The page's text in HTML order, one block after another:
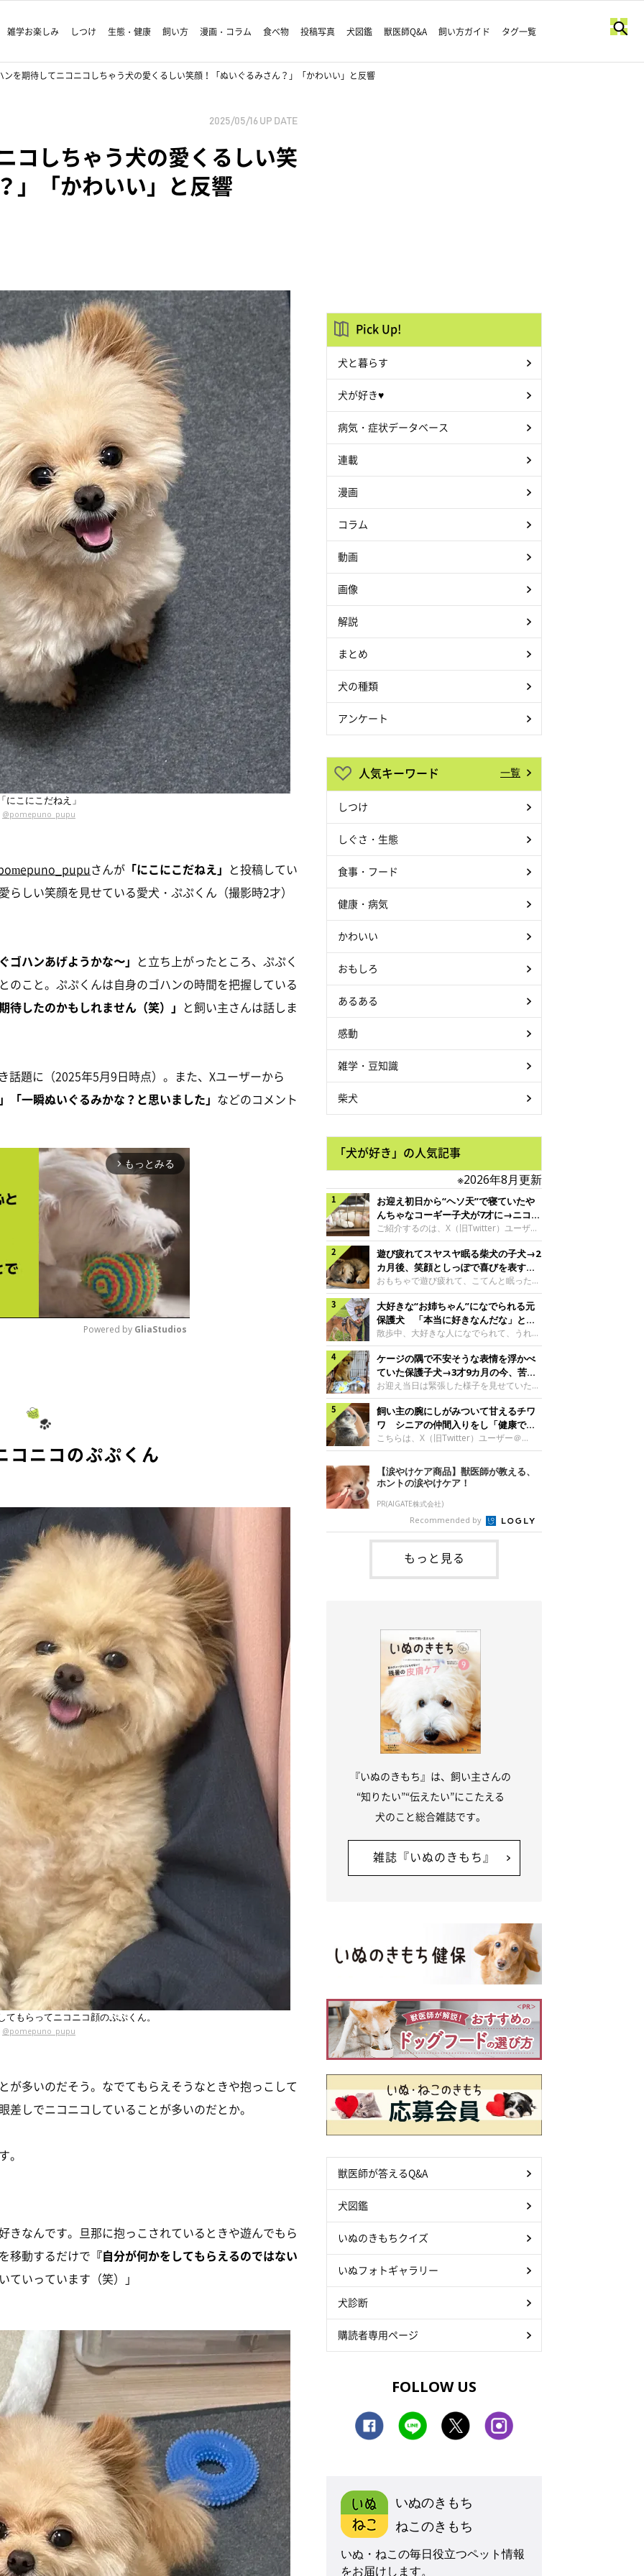
雑学お楽しみ しつけ 生態・健康 飼い方 漫画・コラム 食べ物 投稿写真 犬図鑑 獣医師Q&A 飼い方ガイド タグ一覧
ンを期待してニコニコしちゃう犬の愛くるしい笑顔！「ぬいぐるみさん？」「かわいい」と反響
2025/05/16 UP DATE
コしちゃう犬の愛くるしい笑
」「かわいい」と反響
にこにこだねえ」
@pomepuno_pupu
さんが 「にこにこだねえ」 と投稿してい
しい笑顔を見せている愛犬・ぷぷくん（撮影時2才）
ゴハンあげようかな〜」 と立ち上がったところ、ぷぷく
のこと。ぷぷくんは自身のゴハンの時間を把握している
したのかもしれません（笑）」 と飼い主さんは話しま
話題に（2025年5月9日時点）。また、Xユーザーから
一瞬ぬいぐるみかな？と思いました」 などのコメント
arrow_forward_ios もっとみる
Powered by GliaStudios
コニコのぷぷくん
もらってニコニコ顔のぷぷくん。
@pomepuno_pupu
が多いのだそう。なでてもらえそうなときや抱っこして
しでニコニコしていることが多いのだとか。
。
きなんです。旦那に抱っこされているときや遊んでもら
移動するだけで 『自分が何かをしてもらえるのではない
いっています（笑）」
Pick Up!
犬と暮らす
犬が好き♥
病気・症状データベース
連載
漫画
コラム
動画
画像
解説
まとめ
犬の種類
アンケート
人気キーワード 一覧
しつけ
しぐさ・生態
食事・フード
健康・病気
かわいい
おもしろ
あるある
感動
雑学・豆知識
柴犬
「犬が好き」の人気記事
※2026年8月更新
お迎え初日から“ヘソ天”で寝ていたや
んちゃなコーギー子犬が7才に→ニコニ
コ“コーギースマイル”が魅力のコに成
長！
ご紹介するのは、X（旧Twitter）ユーザー
＠Kus1oKg2vsgdWS2さんの愛犬でウェル
シュ・コーギー・ペンブロークの神楽ちゃ
ん。今年の8月で7才になるという神楽ちゃ
んですが、いったいどんな子犬時代を過ご
したのでしょうか。今回は、神楽ちゃんの
成長を飼い主さんと振り返ります！神楽ち
ゃんの成長について聞いた！お迎えから数
日後の神楽ちゃん（撮影時生後2カ月）＠
Kus1oKg2vsgdWS2――お迎え当初の神楽
ちゃんの様子について教えてください。飼
い主さん： 「お迎え当日から“ヘソ天”で寝
るようなコでし
遊び疲れてスヤスヤ眠る柴犬の子犬→2
カ月後、笑顔としっぽで喜びを表すコ
に成長！
おもちゃで遊び疲れて、こてんと眠った子
犬。あれから2カ月、表情や行動にさまざ
まな変化が見られるようになりました。遊
び疲れて眠る生後2カ月のなっちゃん遊び
疲れた様子のなっちゃん。@Pkndg_紹介
するのは、X（旧Twitter）ユーザー
@Pkndg_さんの愛犬・なっちゃん（取材
時、生後4カ月／柴犬）。こちらの写真
は、なっちゃんが生後2カ月のころに撮影
された一枚です。この日、なっちゃんは家
族と一緒におもちゃで遊んでいました。た
くさん遊んで疲れたのか、その後は眠り始
めたそうです。眠るなっちゃん。
@Pkndg_
大好きな“お姉ちゃん”になでられる元
保護犬 「本当に好きなんだな」と感
じる表情にほっこり
散歩中、大好きな人になでられて、うれし
そうな表情を見せる元保護犬。甘えるよう
な姿に、見ているこちらまでほっこりしま
す。大好きな“お姉ちゃん”に甘える小次郎
くん妹さんになでてもらい、うれしそうな
表情を見せる小次郎くん（2026年6月撮
影）。@mika_Jimmy紹介するのは、X（旧
Twitter）ユーザー@mika_Jimmyさんの愛
犬・小次郎くん（撮影時5才）。こちら
は、飼い主さんの妹さんと一緒に散歩をし
日、飼い主さんは実家から自宅へ帰る途
中、妹さんと公園で待ち合わせ
ケージの隅で不安そうな表情を浮かべ
ていた保護子犬→3才9カ月の今、苦手
を克服し頼もしいコに成長！
お迎え当日は緊張した様子を見せていた元
野犬の保護子犬。あれから約3年半、苦手
だったことを一つひとつ克服し、家族に寄
り添う姿を見せています。お迎え当日、ケ
ージの隅で不安そうにお迎え当日のシルビ
アちゃん。@nemonemotos今回紹介する
のは、X（旧Twitter）ユーザー
@nemonemotosさんの愛犬・シルビアち
ゃん（撮影当時、生後推定2カ月）。飼い
主さんが「#最初に撮った一枚」として投
稿した写真には、ケージの隅で不安そうな
表情を浮かべるシルビアちゃんの姿が写っ
ていました。こちらは、保護犬だったシル
飼い主の腕にしがみついて甘えるチワ
ワ シニアの仲間入りをし「健康で穏
やかな暮らしが続いてほしい」と願う
こちらは、X（旧Twitter）ユーザー＠
kotubusuke617さんが投稿した写真。写
っているのは、愛犬でチワワのつぶしゃん
（本名：こつぶちゃん）です。飼い主さん
の腕にしがみつくつぶしゃん（撮影時6
才）＠kotubusuke617撮影当時の状況に
ついて伺うと、飼い主さんはこう教えてく
れました。飼い主さん： 「ある休日のこ
とです。私がソファに座った途端にひざの
上にのってきたので、そのままなでながら
テレビを見ていたのですが、微動だにしな
いので気になって見てみると、腕にしがみ
【涙やけケア商品】獣医師が教える、
ホントの涙やけケア！
PR(AIGATE株式会社)
Recommended by
もっと見る
『いぬのきもち』は、飼い主さんの
“知りたい”“伝えたい”にこたえる
犬のこと総合雑誌です。
雑誌『いぬのきもち』
獣医師が答えるQ&A
犬図鑑
いぬのきもちクイズ
いぬフォトギャラリー
犬診断
購読者専用ページ
FOLLOW US
いぬのきもち
ねこのきもち
いぬ・ねこの毎日役立つペット情報
をお届けします。